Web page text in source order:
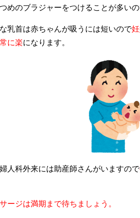
めのブラジャーをつけることが多い
乳首は赤ちゃんが吸うには短いので
に楽になります。
人科外来には助産師さんがいますので
ージは満期まで待ちましょう。